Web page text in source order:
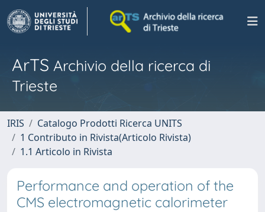
ArTS Archivio della ricerca di
Trieste
IRIS
Catalogo Prodotti Ricerca UNITS
1 Contributo in Rivista(Articolo Rivista)
1.1 Articolo in Rivista
Performance and operation of the
CMS electromagnetic calorimeter